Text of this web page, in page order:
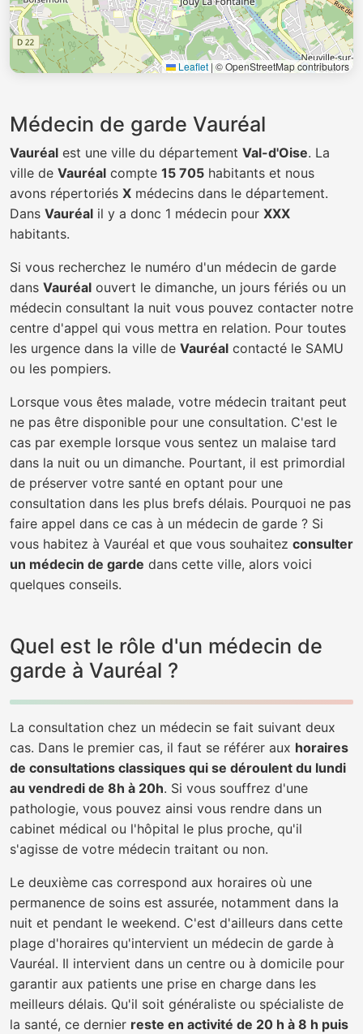
Leaflet | © OpenStreetMap contributors
Médecin de garde Vauréal
Vauréal est une ville du département Val-d'Oise. La
ville de Vauréal compte 15 705 habitants et nous
avons répertoriés X médecins dans le département.
Dans Vauréal il y a donc 1 médecin pour XXX
habitants.
Si vous recherchez le numéro d'un médecin de garde
dans Vauréal ouvert le dimanche, un jours fériés ou un
médecin consultant la nuit vous pouvez contacter notre
centre d'appel qui vous mettra en relation. Pour toutes
les urgence dans la ville de Vauréal contacté le SAMU
ou les pompiers.
Lorsque vous êtes malade, votre médecin traitant peut
ne pas être disponible pour une consultation. C'est le
cas par exemple lorsque vous sentez un malaise tard
dans la nuit ou un dimanche. Pourtant, il est primordial
de préserver votre santé en optant pour une
consultation dans les plus brefs délais. Pourquoi ne pas
faire appel dans ce cas à un médecin de garde ? Si
vous habitez à Vauréal et que vous souhaitez consulter
un médecin de garde dans cette ville, alors voici
quelques conseils.
Quel est le rôle d'un médecin de
garde à Vauréal ?
La consultation chez un médecin se fait suivant deux
cas. Dans le premier cas, il faut se référer aux horaires
de consultations classiques qui se déroulent du lundi
au vendredi de 8h à 20h. Si vous souffrez d'une
pathologie, vous pouvez ainsi vous rendre dans un
cabinet médical ou l'hôpital le plus proche, qu'il
s'agisse de votre médecin traitant ou non.
Le deuxième cas correspond aux horaires où une
permanence de soins est assurée, notamment dans la
nuit et pendant le weekend. C'est d'ailleurs dans cette
plage d'horaires qu'intervient un médecin de garde à
Vauréal. Il intervient dans un centre ou à domicile pour
garantir aux patients une prise en charge dans les
meilleurs délais. Qu'il soit généraliste ou spécialiste de
la santé, ce dernier reste en activité de 20 h à 8 h puis